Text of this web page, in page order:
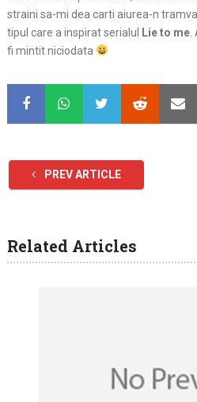
straini sa-mi dea carti aiurea-n
tipul care a inspirat serialul
Lie to me.
fi mintit niciodata
PREV ARTICLE
Related Articles